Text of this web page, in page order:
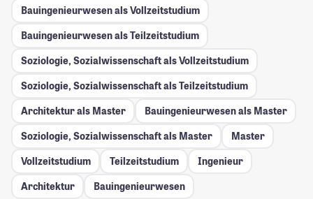
Bauingenieurwesen als Vollzeitstudium
Bauingenieurwesen als Teilzeitstudium
Soziologie, Sozialwissenschaft als Vollzeitstudium
Soziologie, Sozialwissenschaft als Teilzeitstudium
Architektur als Master
Bauingenieurwesen als Master
Soziologie, Sozialwissenschaft als Master
Master
Vollzeitstudium
Teilzeitstudium
Ingenieur
Architektur
Bauingenieurwesen